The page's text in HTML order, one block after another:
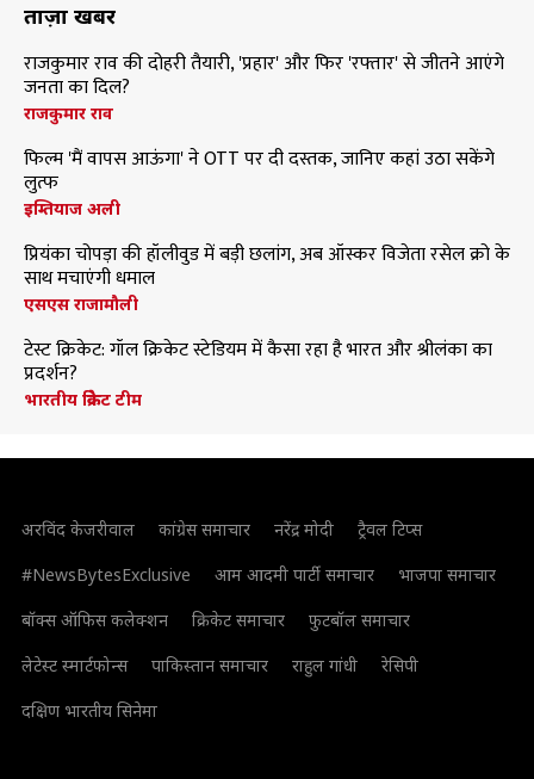
ताज़ा खबरें
राजकुमार राव की दोहरी तैयारी, 'प्रहार' और फिर 'रफ्तार' से जीतने आएंगे
जनता का दिल?
राजकुमार राव
फिल्म 'मैं वापस आऊंगा' ने OTT पर दी दस्तक, जानिए कहां उठा सकेंगे
लुत्फ
इम्तियाज अली
प्रियंका चोपड़ा की हॉलीवुड में बड़ी छलांग, अब ऑस्कर विजेता रसेल क्रो के
साथ मचाएंगी धमाल
एसएस राजामौली
टेस्ट क्रिकेट: गॉल क्रिकेट स्टेडियम में कैसा रहा है भारत और श्रीलंका का
प्रदर्शन?
भारतीय क्रिकेट टीम
अरविंद केजरीवाल कांग्रेस समाचार नरेंद्र मोदी
ट्रैवल टिप्स
#NewsBytesExclusive
आम आदमी पार्टी समाचार
भाजपा समाचार
बॉक्स ऑफिस कलेक्शन
क्रिकेट समाचार
फुटबॉल समाचार
लेटेस्ट स्मार्टफोन्स
पाकिस्तान समाचार राहुल गांधी
रेसिपी
दक्षिण भारतीय सिनेमा